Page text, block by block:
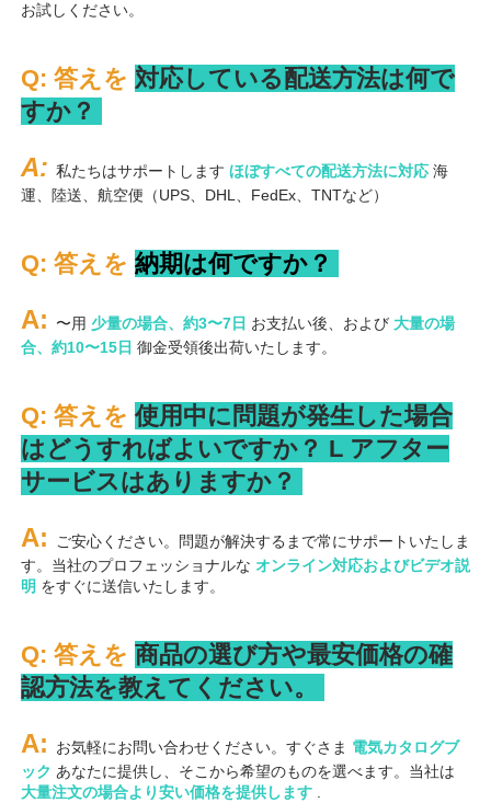
お試しください。
Q: 答えを 対応している配送方法は何で
すか？
A: 私たちはサポートします ほぼすべての配送方法に対応 海
運、陸送、航空便（UPS、DHL、FedEx、TNTなど）
Q: 答えを 納期は何ですか？
A: 〜用 少量の場合、約3〜7日 お支払い後、および 大量の場
合、約10〜15日 御金受領後出荷いたします。
Q: 答えを 使用中に問題が発生した場合
はどうすればよいですか？ L アフター
サービスはありますか？
A:
ご安心ください。問題が解決するまで常にサポートいたしま
す。当社のプロフェッショナルな オンライン対応およびビデオ説
明 をすぐに送信いたします。
Q: 答えを 商品の選び方や最安価格の確
認方法を教えてください。
A: お気軽にお問い合わせください。すぐさま 電気カタログブ
ック
大量注文の場合より安い価格を提供します .